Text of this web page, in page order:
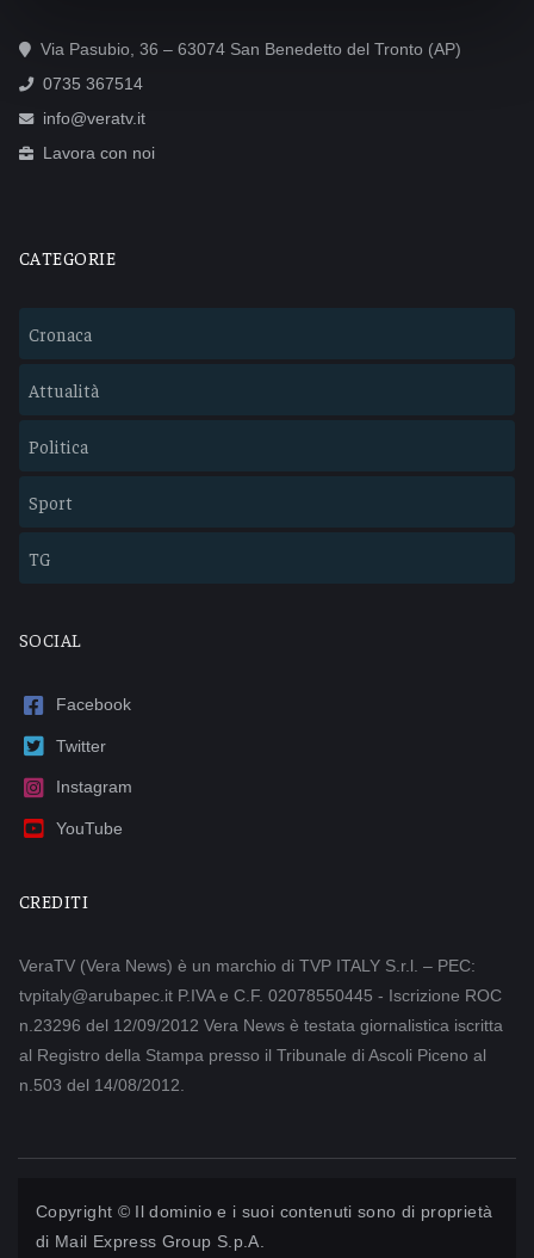
Via Pasubio, 36 – 63074 San Benedetto del Tronto (AP)
0735 367514
info@veratv.it
Lavora con noi
CATEGORIE
Cronaca
Attualità
Politica
Sport
TG
SOCIAL
Facebook
Twitter
Instagram
YouTube
CREDITI
VeraTV (Vera News) è un marchio di TVP ITALY S.r.l. – PEC:
tvpitaly@arubapec.it P.IVA e C.F. 02078550445 - Iscrizione ROC
n.23296 del 12/09/2012 Vera News è testata giornalistica iscritta
al Registro della Stampa presso il Tribunale di Ascoli Piceno al
n.503 del 14/08/2012.
Copyright © Il dominio e i suoi contenuti sono di proprietà
di Mail Express Group S.p.A.